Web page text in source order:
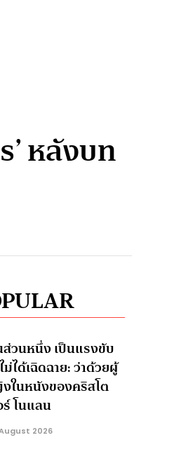
’ หลังบท
ส่วนหนึ่ง เป็นแรงขับ
ได้เฉิดฉาย: ว่าด้วยผู้
ในหนังของคริสโต
ร์ โนแลน
2026